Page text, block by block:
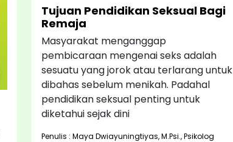
Tujuan Pendidikan Seksual Bagi
Remaja
Masyarakat menganggap
pembicaraan mengenai seks adalah
sesuatu yang jorok atau terlarang untuk
dibahas sebelum menikah. Padahal
pendidikan seksual penting untuk
diketahui sejak dini
Penulis : Maya Dwiayuningtiyas, M.Psi., Psikolog